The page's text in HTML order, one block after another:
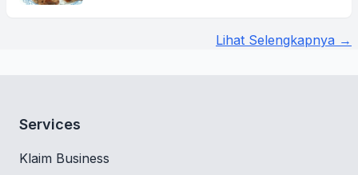
Lihat Selengkapnya →
Services
Klaim Business